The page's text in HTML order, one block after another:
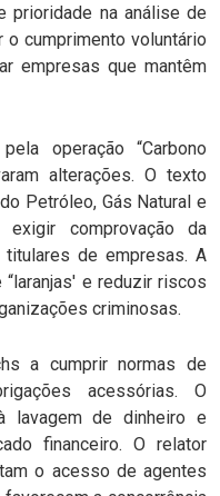
prioridade na análise de
cumprimento voluntário
empresas que mantêm
operação “Carbono
alterações. O texto
Petróleo, Gás Natural e
exigir comprovação da
de empresas. A
e reduzir riscos
criminosas.
a cumprir normas de
acessórias. O
lavagem de dinheiro e
financeiro. O relator
o acesso de agentes